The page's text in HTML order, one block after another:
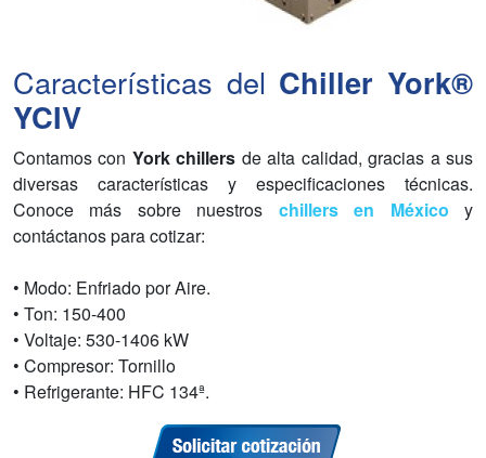
Características del Chiller York®
YCIV
Contamos con York chillers de alta calidad, gracias a sus
diversas características y especificaciones técnicas.
Conoce más sobre nuestros chillers en México y
contáctanos para cotizar:
• Modo: Enfriado por Aire.
• Ton: 150-400
• Voltaje: 530-1406 kW
• Compresor: Tornillo
• Refrigerante: HFC 134ª.